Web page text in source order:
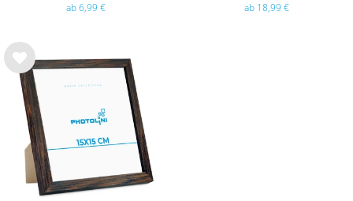
ab 6,99 € ab 18,99 €
Wu
nsc
hlist